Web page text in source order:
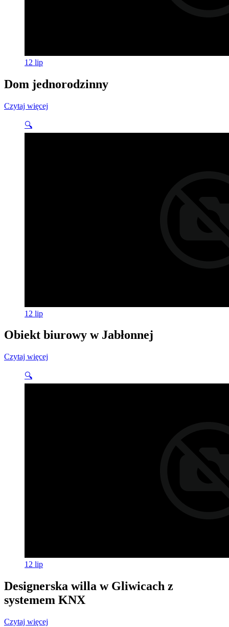
12 lip
Dom jednorodzinny
Czytaj więcej
🔍
12 lip
Obiekt biurowy w Jabłonnej
Czytaj więcej
🔍
12 lip
Designerska willa w Gliwicach z
systemem KNX
Czytaj więcej